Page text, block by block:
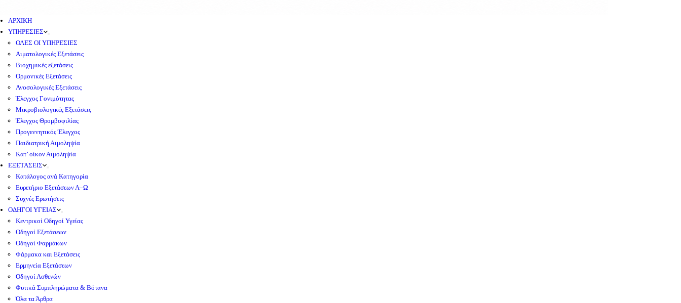
ΑΡΧΙΚΗ
ΥΠΗΡΕΣΙΕΣ
ΟΛΕΣ ΟΙ ΥΠΗΡΕΣΙΕΣ
Αιματολογικές Εξετάσεις
Βιοχημικές εξετάσεις
Ορμονικές Εξετάσεις
Ανοσολογικές Εξετάσεις
Έλεγχος Γονιμότητας
Μικροβιολογικές Εξετάσεις
Έλεγχος Θρομβοφιλίας
Προγεννητικός Έλεγχος
Παιδιατρική Αιμοληψία
Κατ’ οίκον Αιμοληψία
ΕΞΕΤΑΣΕΙΣ
Κατάλογος ανά Κατηγορία
Ευρετήριο Εξετάσεων Α–Ω
Συχνές Ερωτήσεις
ΟΔΗΓΟΙ ΥΓΕΙΑΣ
Κεντρικοί Οδηγοί Υγείας
Οδηγοί Εξετάσεων
Οδηγοί Φαρμάκων
Φάρμακα και Εξετάσεις
Ερμηνεία Εξετάσεων
Οδηγοί Ασθενών
Φυτικά Συμπληρώματα & Βότανα
Όλα τα Άρθρα